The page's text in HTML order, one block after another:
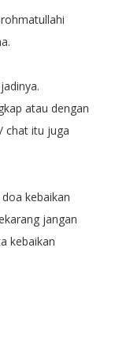
atau dengan
chat itu juga
kebaikan
jangan
kebaikan